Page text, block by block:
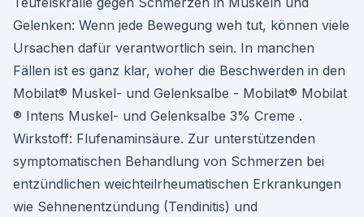
Gelenken: Wenn jede Bewegung weh tut, können viele
Ursachen dafür verantwortlich sein. In manchen
Fällen ist es ganz klar, woher die Beschwerden in den
Mobilat® Muskel- und Gelenksalbe - Mobilat® Mobilat
® Intens Muskel- und Gelenksalbe 3% Creme .
Wirkstoff: Flufenaminsäure. Zur unterstützenden
symptomatischen Behandlung von Schmerzen bei
entzündlichen weichteilrheumatischen Erkrankungen
wie Sehnenentzündung (Tendinitis) und